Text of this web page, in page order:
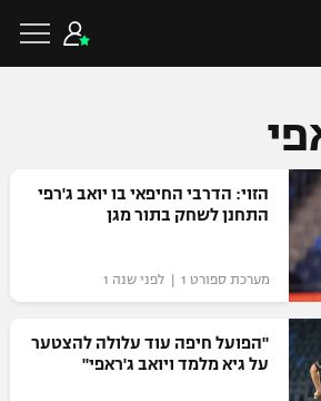
הזוי: הדרבי החיפאי בו יואב ג'רפי
התחנן לשחק בתור מגן
מערכת ספורט 1 | לפני שנה 1
"הפועל חיפה עוד עלולה להצטער
על גיא מלמד ויואב ג'ראפי"